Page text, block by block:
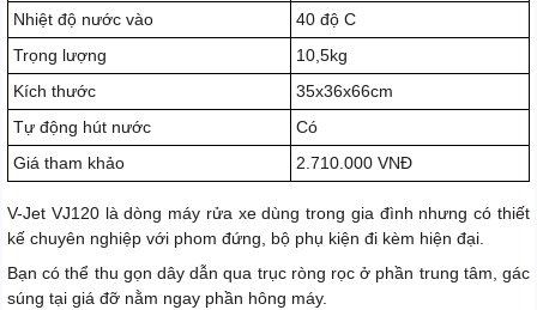
Nhiệt độ nước vào
40 độ C
Trọng lượng
10,5kg
Kích thước
35x36x66cm
Tự động hút nước
Có
Giá tham khảo
2.710.000 VNĐ
V-Jet VJ120 là dòng máy rửa xe dùng trong gia đình nhưng có thiết
kế chuyên nghiệp với phom đứng, bộ phụ kiện đi kèm hiện đại.
Bạn có thể thu gọn dây dẫn qua trục ròng rọc ở phần trung tâm, gác
súng tại giá đỡ nằm ngay phần hông máy.